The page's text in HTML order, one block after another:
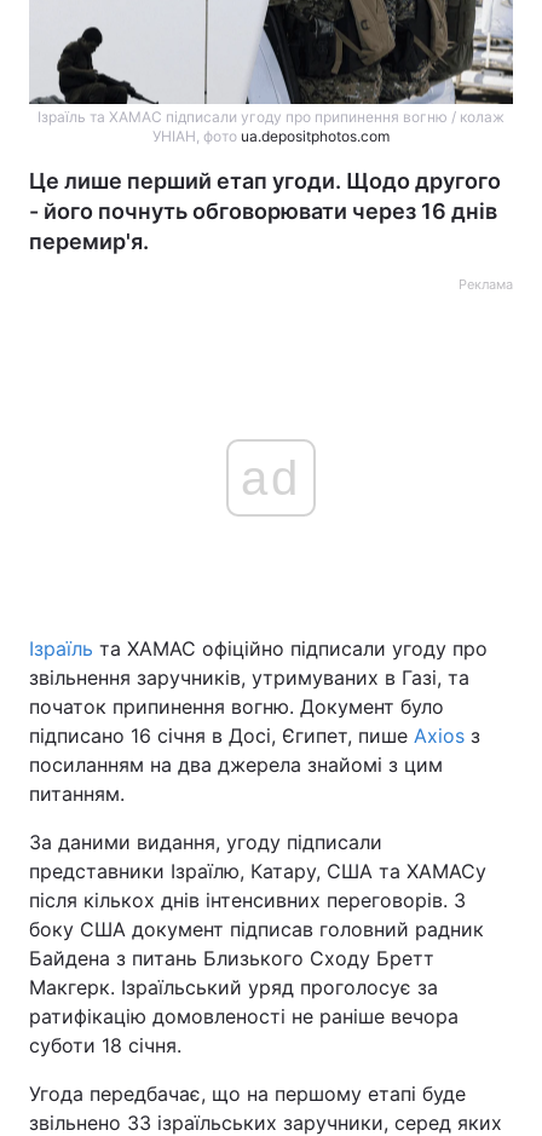
Україна Політика
Економіка Світ
Спорт
Техно і зв'язок Лайт
Зброя Інциденти
Здоров'я
Цікавинки Погода
Екологія
Лонгріди
Ізраїль та ХАМАС підписали угоду про припинення вогню / колаж
УНІАН, фото ua.depositphotos.com
Це лише перший етап угоди. Щодо другого
- його почнуть обговорювати через 16 днів
перемир'я.
Реклама
ad
Ізраїль та ХАМАС офіційно підписали угоду про
звільнення заручників, утримуваних в Газі, та
початок припинення вогню. Документ було
підписано 16 січня в Досі, Єгипет, пише Axios з
посиланням на два джерела знайомі з цим
питанням.
За даними видання, угоду підписали
представники Ізраїлю, Катару, США та ХАМАСу
після кількох днів інтенсивних переговорів. З
боку США документ підписав головний радник
Байдена з питань Близького Сходу Бретт
Макгерк. Ізраїльський уряд проголосує за
ратифікацію домовленості не раніше вечора
суботи 18 січня.
Угода передбачає, що на першому етапі буде
звільнено 33 ізраїльських заручники, серед яких